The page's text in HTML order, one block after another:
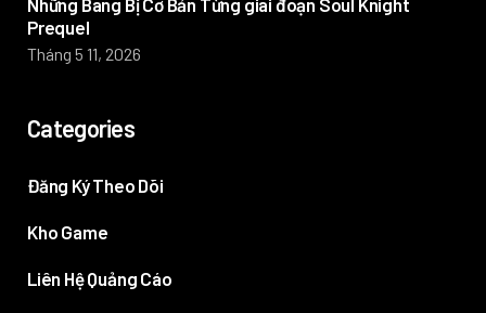
Những Bang Bị Cơ Bản Từng giai đoạn Soul Knight
Prequel
Tháng 5 11, 2026
Categories
Đăng Ký Theo Dõi
Kho Game
Liên Hệ Quảng Cáo